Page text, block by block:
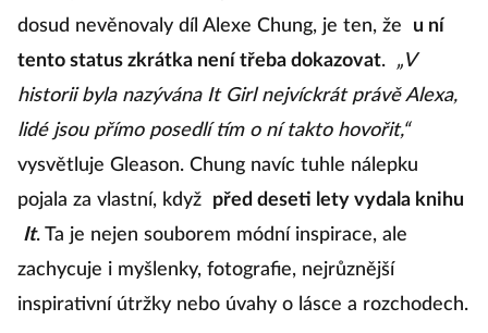
dosud nevěnovaly díl Alexe Chung, je ten, že
u ní
tento status zkrátka není třeba dokazovat.
„V
historii byla nazývána It Girl nejvíckrát právě Alexa,
lidé jsou přímo posedlí tím o ní takto hovořit,“
vysvětluje Gleason. Chung navíc tuhle nálepku
pojala za vlastní, když
před deseti lety vydala knihu
It. Ta je nejen souborem módní inspirace, ale
zachycuje i myšlenky, fotografie, nejrůznější
inspirativní útržky nebo úvahy o lásce a rozchodech.